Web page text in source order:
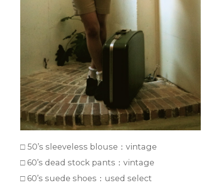
□ 50’s sleeveless blouse：vintage
□ 60’s dead stock pants：vintage
□ 60’s suede shoes：used select